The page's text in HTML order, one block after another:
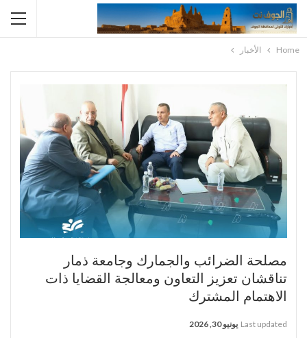
Home الأخبار
مصلحة الضرائب والجمارك وجامعة ذمار
تناقشان تعزيز التعاون ومعالجة القضايا ذات
الاهتمام المشترك
Last updated يونيو 30, 2026